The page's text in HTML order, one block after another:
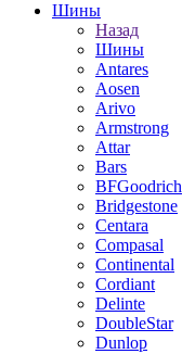
Шины
Назад
Шины
Antares
Aosen
Arivo
Armstrong
Attar
Bars
BFGoodrich
Bridgestone
Centara
Compasal
Continental
Cordiant
Delinte
DoubleStar
Dunlop